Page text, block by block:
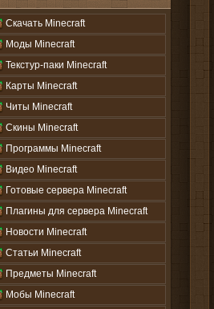
Скачать Minecraft
Моды Minecraft
Текстур-паки Minecraft
Карты Minecraft
Читы Minecraft
Скины Minecraft
Программы Minecraft
Видео Minecraft
Готовые сервера Minecraft
Плагины для сервера Minecraft
Новости Minecraft
Статьи Minecraft
Предметы Minecraft
Мобы Minecraft